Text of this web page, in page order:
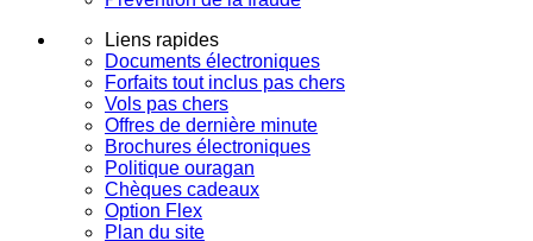
Liens rapides
Documents électroniques
Forfaits tout inclus pas chers
Vols pas chers
Offres de dernière minute
Brochures électroniques
Politique ouragan
Chèques cadeaux
Option Flex
Plan du site